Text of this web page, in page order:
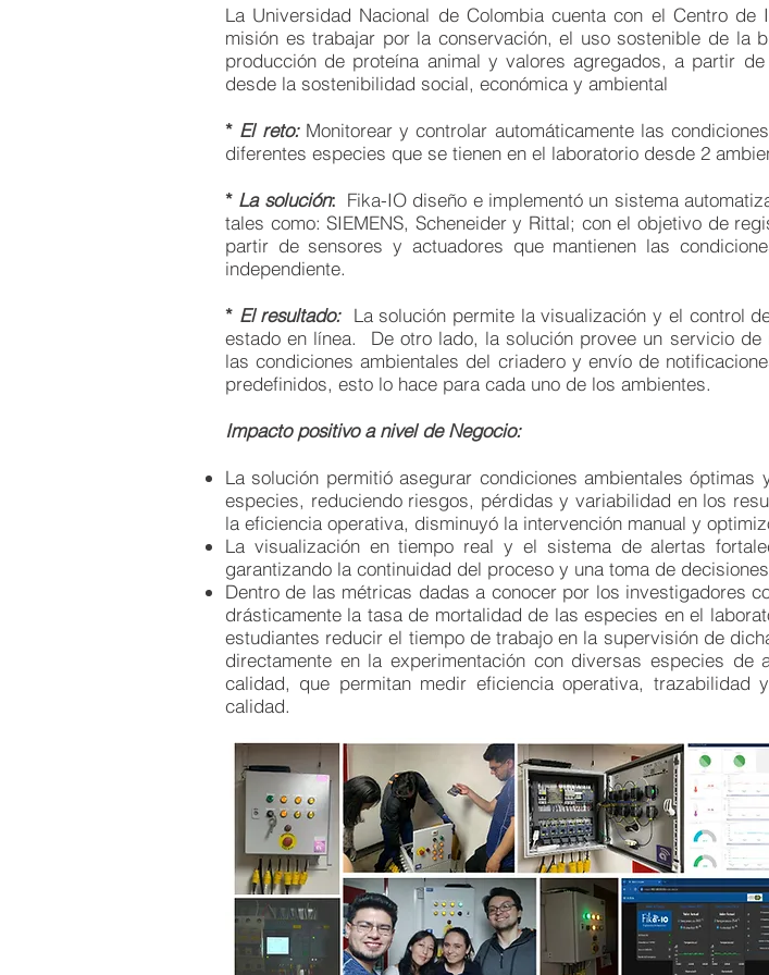
La Universidad Nacional de Colombia cuenta con el Centro de
misión es trabajar por la conservación, el uso sostenible de la
producción de proteína animal y valores agregados, a partir
desde la sostenibilidad social, económica y ambiental
* El reto: Monitorear y controlar automáticamente las
diferentes especies que se tienen en el laboratorio desde 2
* La solución: Fika-IO diseño e implementó un sistema
tales como: SIEMENS, Scheneider y Rittal; con el objetivo de
partir de sensores y actuadores que mantienen las
independiente.
* El resultado: La solución permite la visualización y el control
estado en línea. De otro lado, la solución provee un servicio
las condiciones ambientales del criadero y envío de
predefinidos, esto lo hace para cada uno de los ambientes.
Impacto positivo a nivel de Negocio:
La solución permitió asegurar condiciones ambientales
especies, reduciendo riesgos, pérdidas y variabilidad en los
la eficiencia operativa, disminuyó la intervención manual y
La visualización en tiempo real y el sistema de alertas
garantizando la continuidad del proceso y una toma de
Dentro de las métricas dadas a conocer por los investigadores
drásticamente la tasa de mortalidad de las especies en el
estudiantes reducir el tiempo de trabajo en la supervisión de
directamente en la experimentación con diversas especies
calidad, que permitan medir eficiencia operativa,
calidad.